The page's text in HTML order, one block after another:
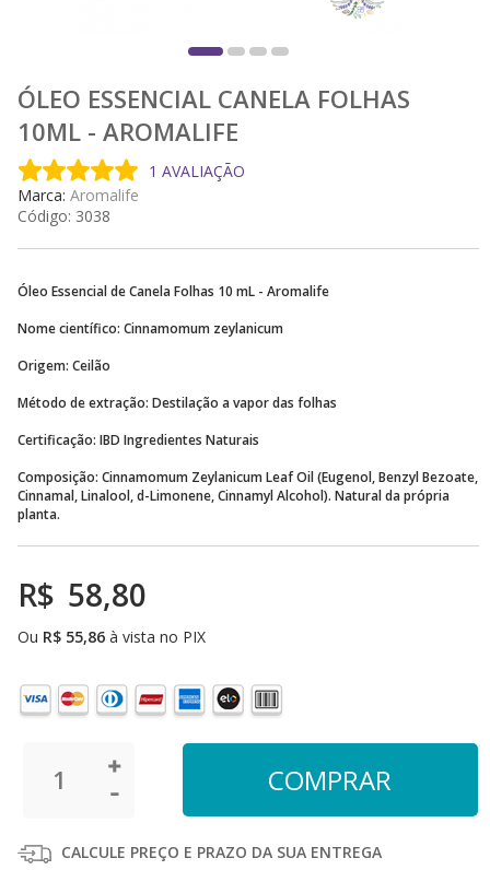
ÓLEO ESSENCIAL CANELA FOLHAS
10ML - AROMALIFE
1 AVALIAÇÃO
Marca:Aromalife
Código: 3038
Óleo Essencial de Canela Folhas 10 mL - Aromalife
Nome científico: Cinnamomum zeylanicum
Origem: Ceilão
Método de extração: Destilação a vapor das folhas
Certificação: IBD Ingredientes Naturais
Composição: Cinnamomum Zeylanicum Leaf Oil (Eugenol, Benzyl Bezoate,
Cinnamal, Linalool, d-Limonene, Cinnamyl Alcohol). Natural da própria
planta.
R$ 58,80
Ou R$ 55,86 à vista no PIX
CALCULE PREÇO E PRAZO DA SUA ENTREGA